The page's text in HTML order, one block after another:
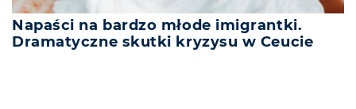
Napaści na bardzo młode imigrantki.
Dramatyczne skutki kryzysu w Ceucie